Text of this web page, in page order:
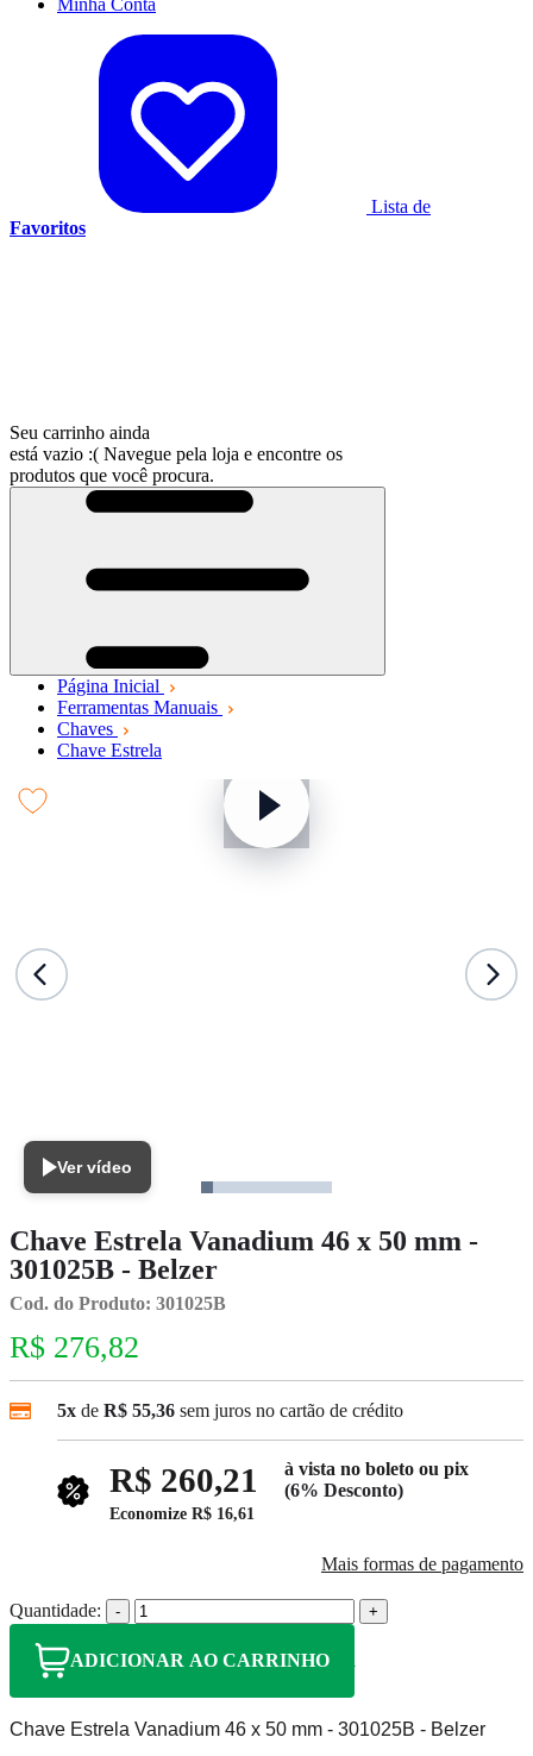
Minha Conta
Lista de
Favoritos
Seu carrinho ainda
está vazio :( Navegue pela loja e encontre os
produtos que você procura.
Página Inicial
Ferramentas Manuais
Chaves
Chave Estrela
Ver vídeo
Chave Estrela Vanadium 46 x 50 mm -
301025B - Belzer
Cod. do Produto: 301025B
R$ 276,82
5x de R$ 55,36 sem juros no cartão de crédito
R$ 260,21
à vista no boleto ou pix
(6% Desconto)
Economize R$ 16,61
Mais formas de pagamento
Quantidade: - +
ADICIONAR AO CARRINHO
Chave Estrela Vanadium 46 x 50 mm - 301025B - Belzer